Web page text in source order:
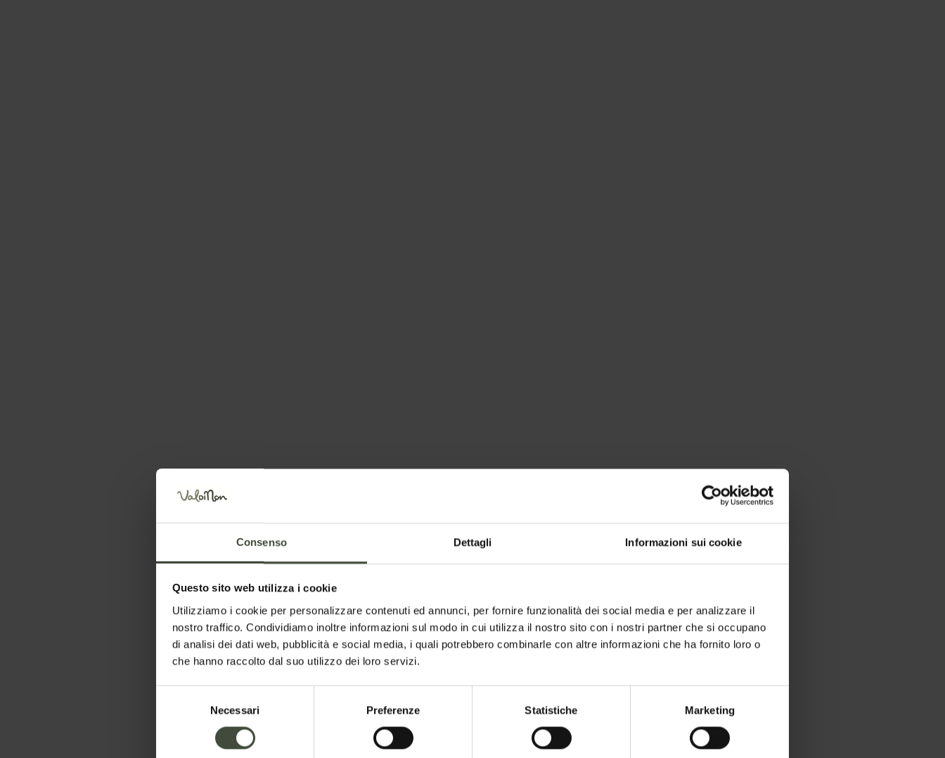
Consenso Dettagli Informazioni sui cookie
Questo sito web utilizza i cookie
Utilizziamo i cookie per personalizzare contenuti ed annunci, per fornire funzionalità dei social media e per analizzare il
nostro traffico. Condividiamo inoltre informazioni sul modo in cui utilizza il nostro sito con i nostri partner che si occupano
di analisi dei dati web, pubblicità e social media, i quali potrebbero combinarle con altre informazioni che ha fornito loro o
che hanno raccolto dal suo utilizzo dei loro servizi.
Necessari Preferenze Statistiche Marketing
Vedetta Alta
Imposta le date del tuo soggiorno